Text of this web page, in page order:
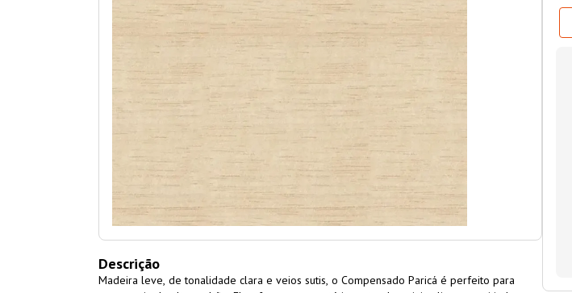
Descrição
Madeira leve, de tonalidade clara e veios sutis, o Compensado Paricá é perfeito para